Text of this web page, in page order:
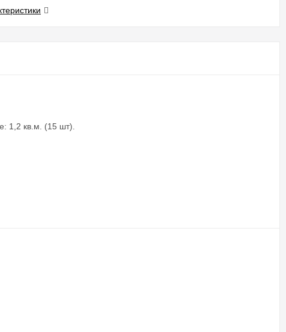
1,2 кв.м. (15 шт).